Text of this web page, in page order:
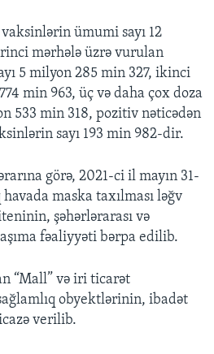
ümumi sayı 12
mərhələ üzrə vurulan
5 milyon 285 min 327, ikinci
min 963, üç və daha çox doza
533 min 318, pozitiv nəticədən
sayı 193 min 982-dir.
görə, 2021-ci il mayın 31-
maska taxılması ləğv
şəhərlərarası və
fəaliyyəti bərpa edilib.
“Mall” və iri ticarət
obyektlərinin, ibadət
verilib.